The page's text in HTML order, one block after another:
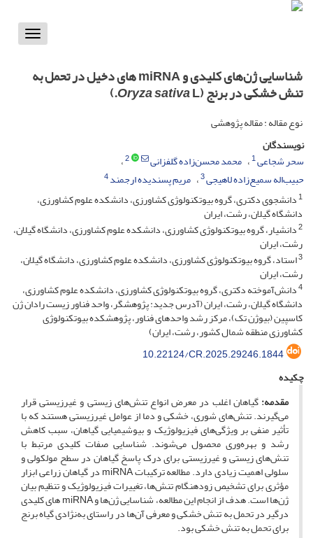
Toggle
شناسایی ژن‌های کلیدی و miRNA های دخیل در تحمل به
تنش خشکی در برنج ( Oryza sativaL.)
نوع مقاله : مقاله پژوهشی
نویسندگان
سحر شجاعی1 محمد محسن‌زاده گلفزانی 2
حبیب‌اله سمیع‌زاده لاهیجی3 مریم پسندیده ارجمند4
1دانشجوی دکتری، گروه بیوتکنولوژی کشاورزی، دانشکده علوم کشاورزی،
دانشگاه گیلان، رشت، ایران
2دانشیار، گروه بیوتکنولوژی کشاورزی، دانشکده علوم کشاورزی، دانشگاه گیلان،
رشت، ایران
3استاد، گروه بیوتکنولوژی کشاورزی، دانشکده علوم کشاورزی، دانشگاه گیلان،
رشت، ایران
4دانش‌آموخته دکتری، گروه بیوتکنولوژی کشاورزی، دانشکده علوم کشاورزی،
دانشگاه گیلان، رشت، ایران (آدرس جدید: پژوهشگر، واحد فناور زیست رادان ژن
کاسپین (بیوژن تک)، مرکز رشد واحدهای فناور، پژوهشکده بیوتکنولوژی
کشاورزی منطقه شمال کشور، رشت، ایران)
10.22124/CR.2025.29246.1844
چکیده
مقدمه:گیاهان اغلب در معرض انواع تنش‌های زیستی و غیرزیستی قرار
می‌گیرند. تنش‌های شوری، خشکی و دما از عوامل غیرزیستی هستند که با
تأثیر منفی بر ویژگی‌های فیزیولوژیک و بیوشیمیایی گیاهان، سبب کاهش
رشد و بهره‌وری محصول می‌شوند. شناسایی صفات کلیدی مرتبط با
تنش‌های زیستی و غیرزیستی برای درک پاسخ گیاهان در سطح مولکولی و
سلولی اهمیت زیادی دارد. مطالعه ترکیبات miRNA در گیاهان زراعی ابزار
مؤثری برای تشخیص زودهنگام تنش‌ها، تغییرات فیزیولوژیک و تنظیم بیان
ژن‌ها است. هدف از انجام این مطالعه، شناسایی ژن‌ها و miRNA های کلیدی
درگیر در تحمل به تنش خشکی و معرفی آن‌ها در راستای به‌نژادی گیاه برنج
برای تحمل به تنش خشکی بود.